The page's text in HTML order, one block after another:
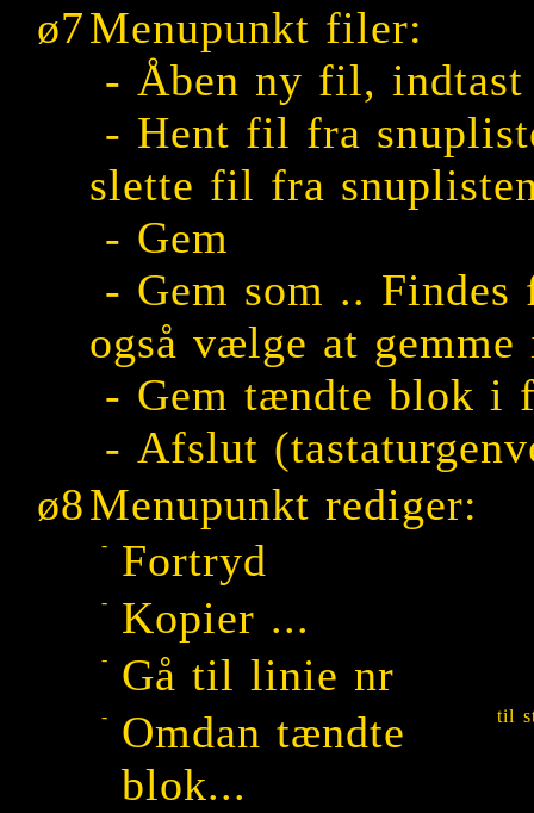
ø7Menupunkt filer:
- Åben ny fil,
- Hent fil fra
slette fil fra
- Gem
- Gem som ..
også vælge at
- Gem tændte blok
- Afslut
ø8Menupunkt rediger:
- Fortryd
- Kopier ...
- Gå til linie nr
-
Omdan tændte
blok...
til